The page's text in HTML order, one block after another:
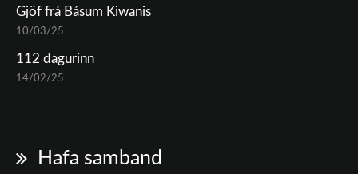
Gjöf frá Básum Kiwanis
10/03/25
112 dagurinn
14/02/25
Hafa samband